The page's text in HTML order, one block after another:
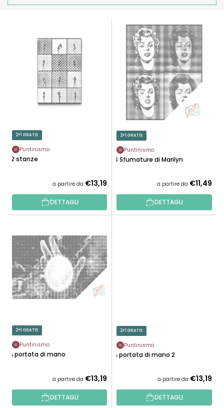
D
R
O
D
O
P
R
O
T
I
2+1 GRATIS
Puntinismo
12 stanze
a partire da €13,19
DETTAGLI
2+1 GRATIS
Puntinismo
4 Sfumature di Marilyn
a partire da €11,49
DETTAGLI
2+1 GRATIS
Puntinismo
A portata di mano
a partire da €13,19
DETTAGLI
2+1 GRATIS
Puntinismo
A portata di mano 2
a partire da €13,19
DETTAGLI